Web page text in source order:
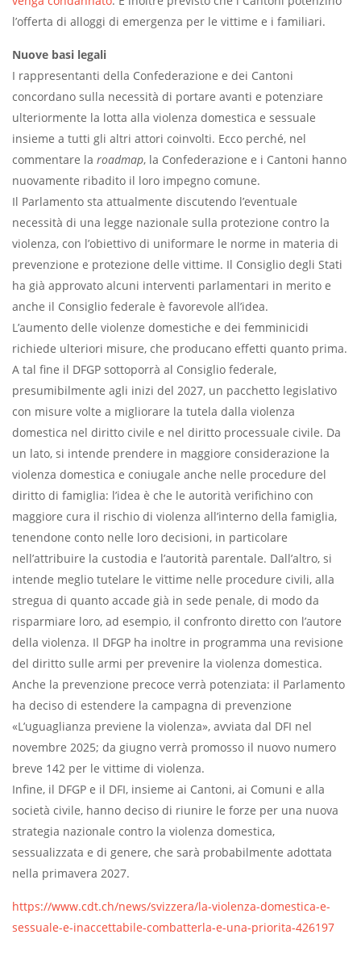
l’offerta di alloggi di emergenza per le vittime e i familiari.
Nuove basi legali
I rappresentanti della Confederazione e dei Cantoni
concordano sulla necessità di portare avanti e potenziare
ulteriormente la lotta alla violenza domestica e sessuale
insieme a tutti gli altri attori coinvolti. Ecco perché, nel
commentare la roadmap, la Confederazione e i Cantoni hanno
nuovamente ribadito il loro impegno comune.
Il Parlamento sta attualmente discutendo l’eventuale
necessità di una legge nazionale sulla protezione contro la
violenza, con l’obiettivo di uniformare le norme in materia di
prevenzione e protezione delle vittime. Il Consiglio degli Stati
ha già approvato alcuni interventi parlamentari in merito e
anche il Consiglio federale è favorevole all’idea.
L’aumento delle violenze domestiche e dei femminicidi
richiede ulteriori misure, che producano effetti quanto prima.
A tal fine il DFGP sottoporrà al Consiglio federale,
presumibilmente agli inizi del 2027, un pacchetto legislativo
con misure volte a migliorare la tutela dalla violenza
domestica nel diritto civile e nel diritto processuale civile. Da
un lato, si intende prendere in maggiore considerazione la
violenza domestica e coniugale anche nelle procedure del
diritto di famiglia: l’idea è che le autorità verifichino con
maggiore cura il rischio di violenza all’interno della famiglia,
tenendone conto nelle loro decisioni, in particolare
nell’attribuire la custodia e l’autorità parentale. Dall’altro, si
intende meglio tutelare le vittime nelle procedure civili, alla
stregua di quanto accade già in sede penale, di modo da
risparmiare loro, ad esempio, il confronto diretto con l’autore
della violenza. Il DFGP ha inoltre in programma una revisione
del diritto sulle armi per prevenire la violenza domestica.
Anche la prevenzione precoce verrà potenziata: il Parlamento
ha deciso di estendere la campagna di prevenzione
«L’uguaglianza previene la violenza», avviata dal DFI nel
novembre 2025; da giugno verrà promosso il nuovo numero
breve 142 per le vittime di violenza.
Infine, il DFGP e il DFI, insieme ai Cantoni, ai Comuni e alla
società civile, hanno deciso di riunire le forze per una nuova
strategia nazionale contro la violenza domestica,
sessualizzata e di genere, che sarà probabilmente adottata
nella primavera 2027.
https://www.cdt.ch/news/svizzera/la-violenza-domestica-e-
sessuale-e-inaccettabile-combatterla-e-una-priorita-426197